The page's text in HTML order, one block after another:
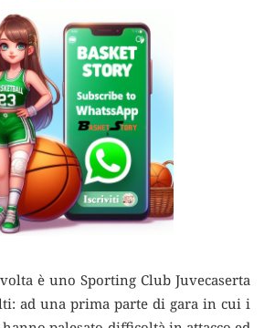
è uno Sporting Club Juvecaserta
: ad una prima parte di gara in cui i